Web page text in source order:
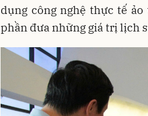
dụng công nghệ thực tế
phần đưa những giá trị lịch